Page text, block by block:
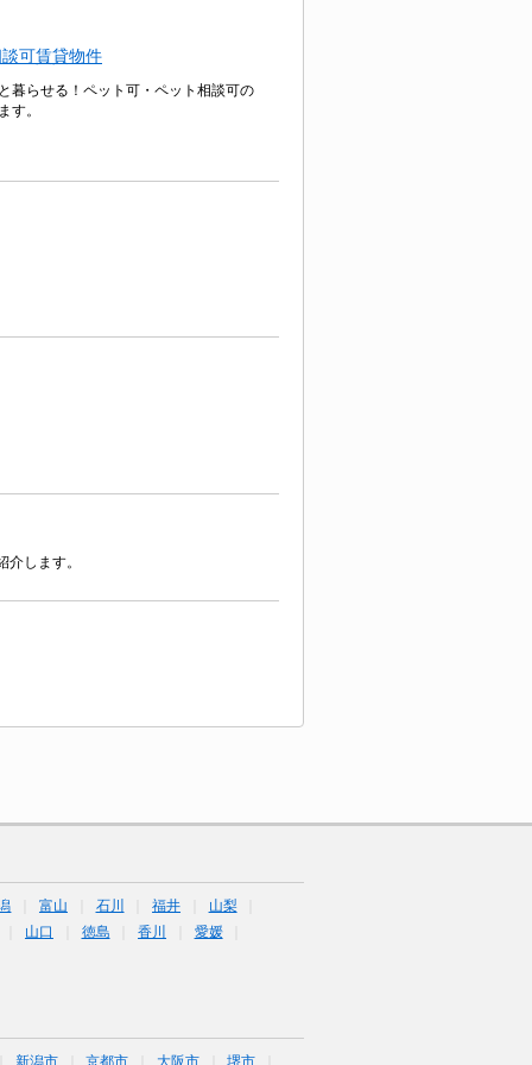
可賃貸物件
暮らせる！ペット可・ペット相談可の
す。
します。
富山 石川 福井
山梨
山口 徳島 香川
愛媛
新潟市 京都市 大阪市 堺市